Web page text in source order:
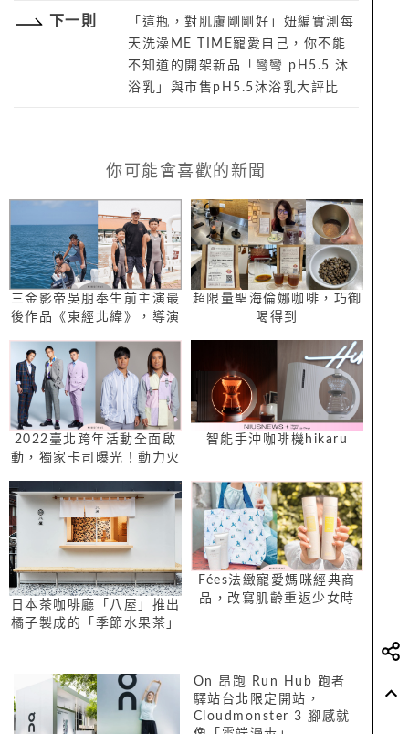
下一則
「這瓶，對肌膚剛剛好」妞編實測每
天洗澡ME TIME寵愛自己，你不能
不知道的開架新品「彎彎 pH5.5 沐
浴乳」與市售pH5.5沐浴乳大評比
你可能會喜歡的新聞
三金影帝吳朋奉生前主演最
後作品《東經北緯》，導演
苦，感謝他的付出」
超限量聖海倫娜咖啡，巧御
喝得到
2022臺北跨年活動全面啟
動，獨家卡司曝光！動力火
智能手沖咖啡機hikaru
日本茶咖啡廳「八屋」推出
橘子製成的「季節水果茶」
Fées法緻寵愛媽咪經典商
品，改寫肌齡重返少女時
On 昂跑 Run Hub 跑者
驛站台北限定開站，
Cloudmonster 3 腳感就